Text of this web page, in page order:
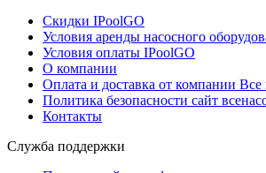
Скидки IPoolGO
Условия аренды насосного
Условия оплаты IPoolGO
О компании
Оплата и доставка от компании Все
Политика безопасности сайт
Контакты
Служба поддержки